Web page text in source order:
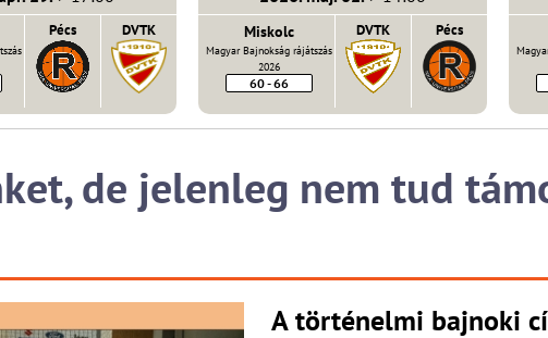
Pécs DVTK Miskolc
Magyar Bajnokság rájátszás
2026
60 - 66
DVTK Pécs
de jelenleg nem tud
A történelmi bajnoki